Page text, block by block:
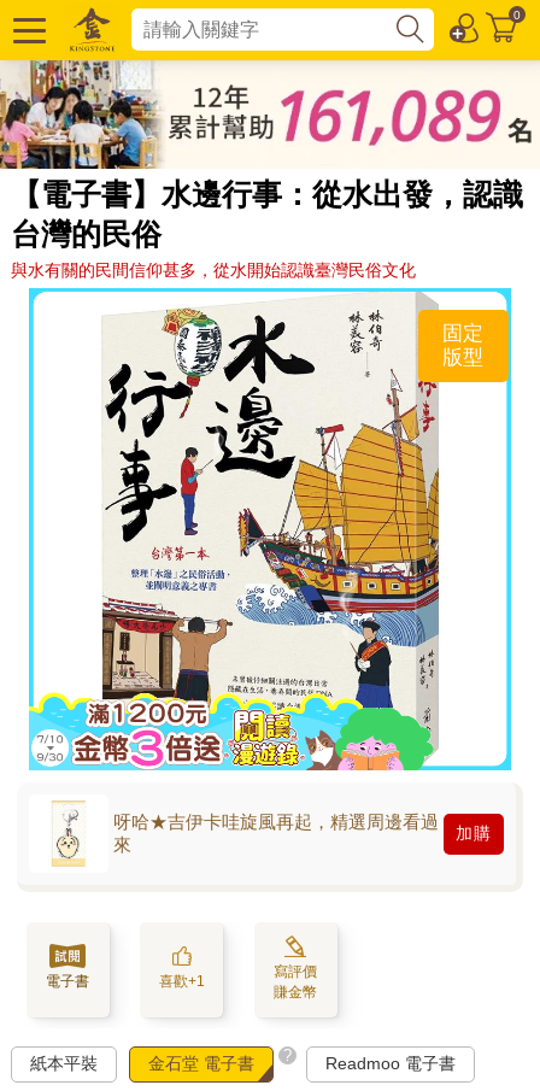
0
【電子書】水邊行事：從水出發，認識
台灣的民俗
與水有關的民間信仰甚多，從水開始認識臺灣民俗文化
固定
版型
呀哈★吉伊卡哇旋風再起，精選周邊看過
來
加購
電子書 喜歡+1
寫評價
賺金幣
紙本平裝 金石堂 電子書 ? Readmoo 電子書